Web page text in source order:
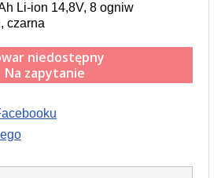
Li-ion 14,8V, 8 ogniw
czarna
niedostępny
Na zapytanie